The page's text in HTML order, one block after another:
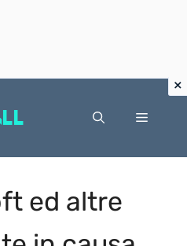
Menu
ed altre